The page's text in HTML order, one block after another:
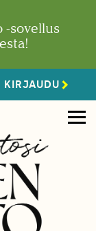
-sovellus
KIRJAUDU